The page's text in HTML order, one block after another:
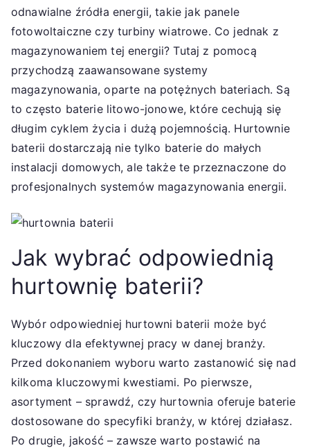
odnawialne źródła energii, takie jak panele
fotowoltaiczne czy turbiny wiatrowe. Co jednak z
magazynowaniem tej energii? Tutaj z pomocą
przychodzą zaawansowane systemy
magazynowania, oparte na potężnych bateriach. Są
to często baterie litowo-jonowe, które cechują się
długim cyklem życia i dużą pojemnością. Hurtownie
baterii dostarczają nie tylko baterie do małych
instalacji domowych, ale także te przeznaczone do
profesjonalnych systemów magazynowania energii.
Jak wybrać odpowiednią
hurtownię baterii?
Wybór odpowiedniej hurtowni baterii może być
kluczowy dla efektywnej pracy w danej branży.
Przed dokonaniem wyboru warto zastanowić się nad
kilkoma kluczowymi kwestiami. Po pierwsze,
asortyment – sprawdź, czy hurtownia oferuje baterie
dostosowane do specyfiki branży, w której działasz.
Po drugie, jakość – zawsze warto postawić na